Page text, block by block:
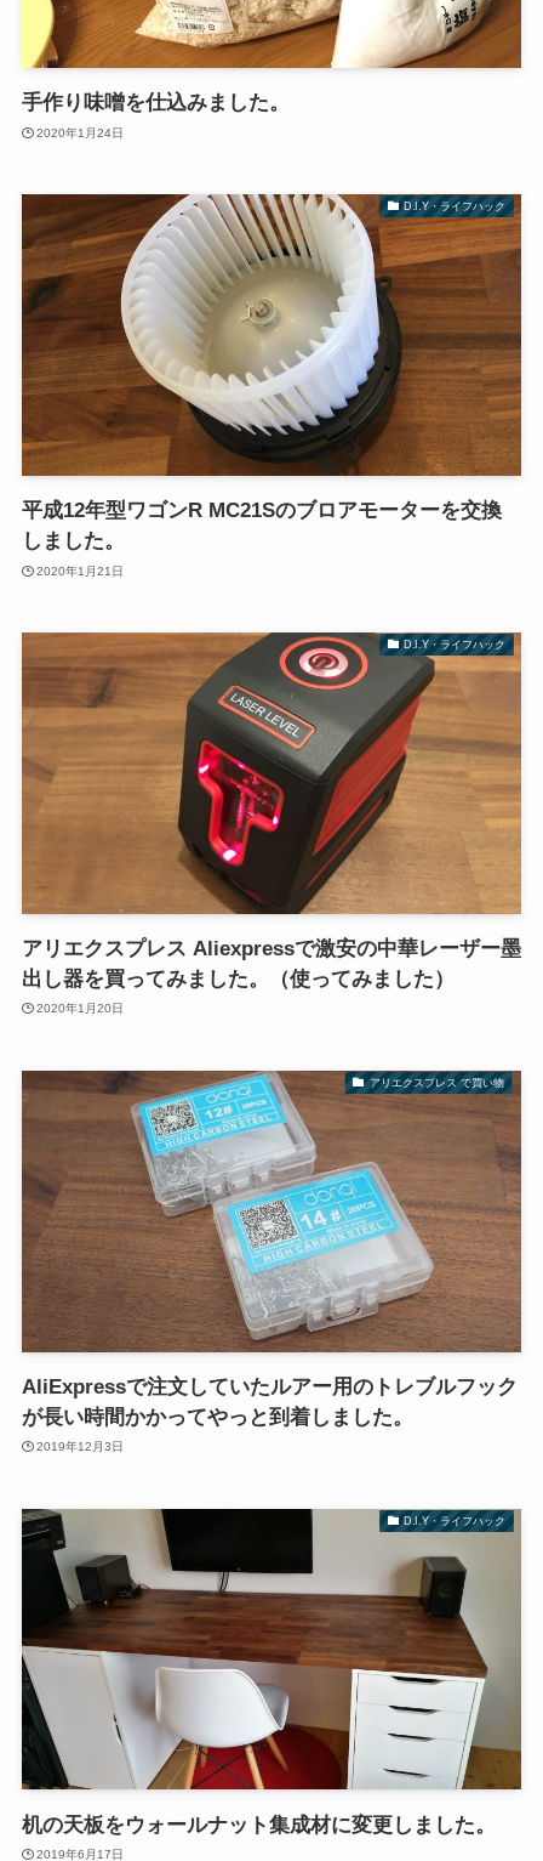
手作り味噌を仕込みました。
2020年1月24日
D.I.Y・ライフハック
平成12年型ワゴンR MC21Sのブロアモーターを交換
しました。
2020年1月21日
D.I.Y・ライフハック
アリエクスプレス Aliexpressで激安の中華レーザー墨
出し器を買ってみました。（使ってみました）
2020年1月20日
アリエクスプレス で買い物
AliExpressで注文していたルアー用のトレブルフック
が長い時間かかってやっと到着しました。
2019年12月3日
D.I.Y・ライフハック
机の天板をウォールナット集成材に変更しました。
2019年6月17日